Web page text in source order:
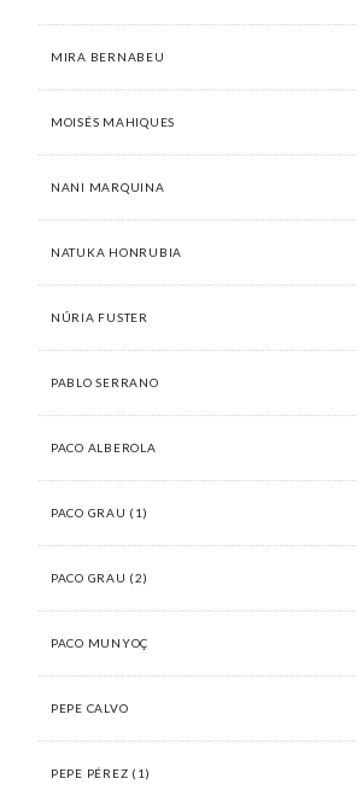
MIRA BERNABEU
MOISÉS MAHIQUES
NANI MARQUINA
NATUKA HONRUBIA
NÚRIA FUSTER
PABLO SERRANO
PACO ALBEROLA
PACO GRAU (1)
PACO GRAU (2)
PACO MUNYOÇ
PEPE CALVO
PEPE PÉREZ (1)